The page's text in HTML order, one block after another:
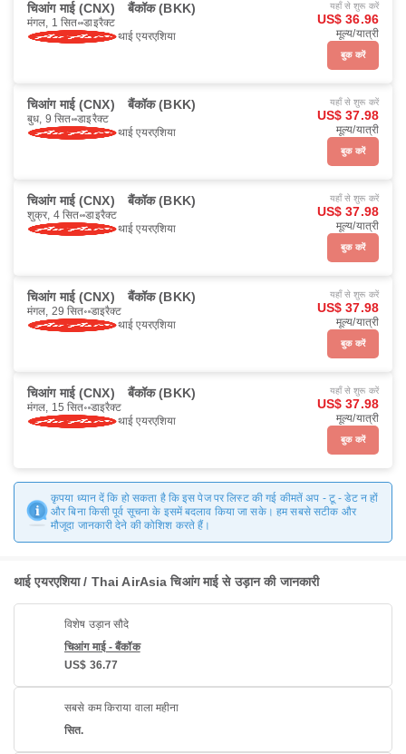
चिआंग माई (CNX) बैंकॉक (BKK)
मंगल, 1 सित॰ डाइरैक्ट
थाई एयरएशिया
यहाँ से शुरू करें
US$ 36.96
मूल्य/यात्री
बुक करें
चिआंग माई (CNX) बैंकॉक (BKK)
बुध, 9 सित॰ डाइरैक्ट
थाई एयरएशिया
यहाँ से शुरू करें
US$ 37.98
मूल्य/यात्री
बुक करें
चिआंग माई (CNX) बैंकॉक (BKK)
शुक्र, 4 सित॰ डाइरैक्ट
थाई एयरएशिया
यहाँ से शुरू करें
US$ 37.98
मूल्य/यात्री
बुक करें
चिआंग माई (CNX) बैंकॉक (BKK)
मंगल, 29 सित॰ डाइरैक्ट
थाई एयरएशिया
यहाँ से शुरू करें
US$ 37.98
मूल्य/यात्री
बुक करें
चिआंग माई (CNX) बैंकॉक (BKK)
मंगल, 15 सित॰ डाइरैक्ट
थाई एयरएशिया
यहाँ से शुरू करें
US$ 37.98
मूल्य/यात्री
बुक करें
कृपया ध्यान दें कि हो सकता है कि इस पेज पर लिस्ट की गई कीमतें अप - टू - डेट न हों
और बिना किसी पूर्व सूचना के इसमें बदलाव किया जा सके। हम सबसे सटीक और
मौजूदा जानकारी देने की कोशिश करते हैं।
थाई एयरएशिया / Thai AirAsia चिआंग माई से उड़ान की जानकारी
विशेष उड़ान सौदे
चिआंग माई - बैंकॉक
US$ 36.77
सबसे कम किराया वाला महीना
सित.